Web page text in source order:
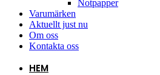
Notpapper
Varumärken
Aktuellt just nu
Om oss
Kontakta oss
HEM